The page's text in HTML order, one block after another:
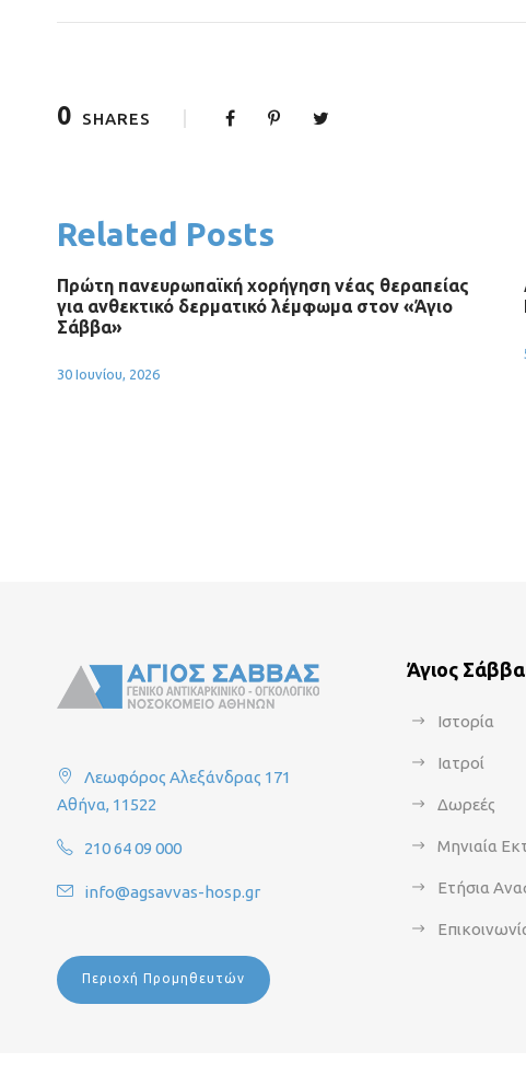
0 SHARES
Related Posts
Πρώτη πανευρωπαϊκή χορήγηση νέας θεραπείας
για ανθεκτικό δερματικό λέμφωμα στον «Άγιο
Σάββα»
30 Ιουνίου, 2026
Λεωφόρος Αλεξάνδρας 171
Αθήνα, 11522
210 64 09 000
info@agsavvas-hosp.gr
Περιοχή Προμηθευτών
Άγιος
Ιστορία
Ιατροί
Δωρεές
Μηνιαία
Ετήσια